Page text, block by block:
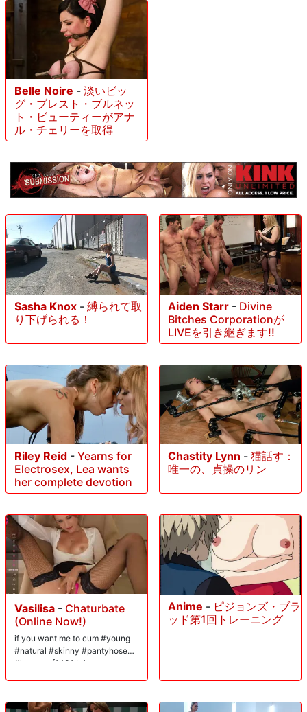
Belle Noire - 淡いビッ
グ・ブレスト・ブルネッ
ト・ビューティーがアナ
ル・チェリーを取得
Sasha Knox - 縛られて取
り下げられる！
Aiden Starr - Divine
Bitches Corporationが
LIVEを引き継ぎます!!
Riley Reid - Yearns for
Electrosex, Lea wants
her complete devotion
Chastity Lynn - 猫話す：
唯一の、貞操のリン
Vasilisa - Chaturbate
(Online Now!)
if you want me to cum #young
#natural #skinny #pantyhose
#lovense [1431 tokens
Anime - ピジョンズ・ブラ
ッド第1回トレーニング